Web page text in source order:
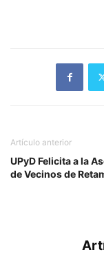
Artículo anterior
UPyD Felicita a la
de Vecinos de